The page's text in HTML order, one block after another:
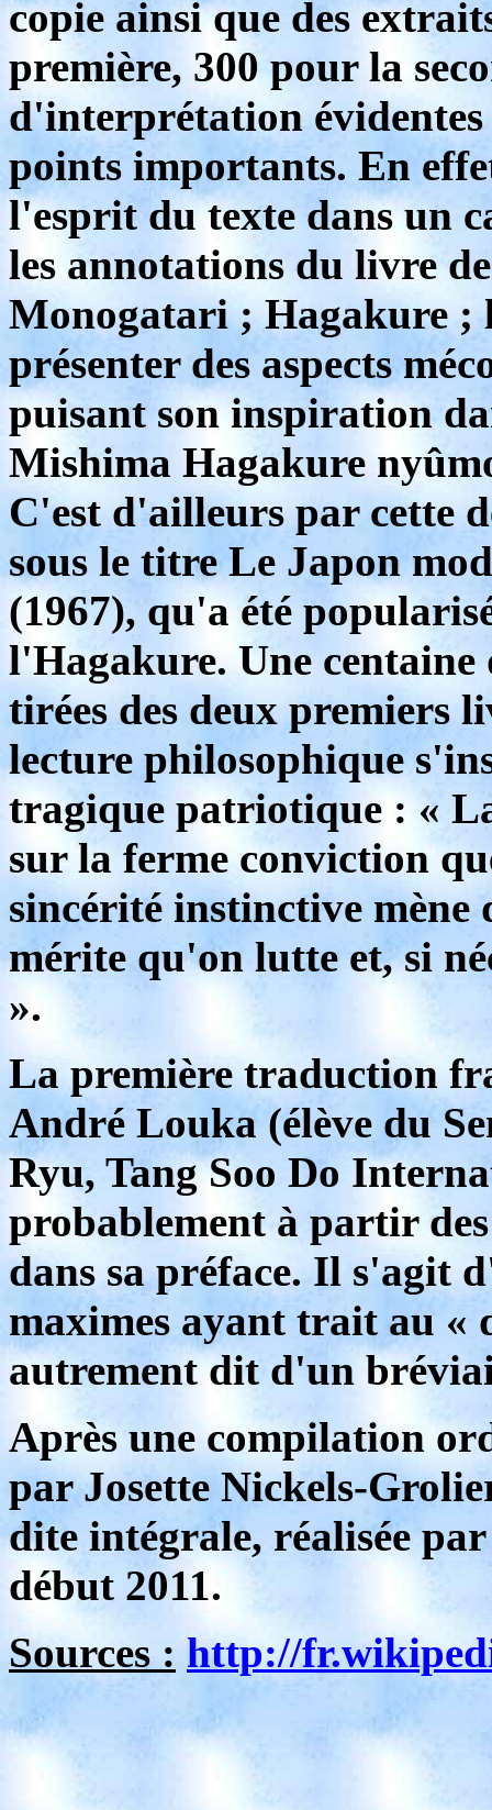
copie ainsi que des
première, 300 pour la
d'interprétation
points importants. En
l'esprit du texte dans un
les annotations du livre
Monogatari ; Hagakure ;
présenter des aspects
puisant son inspiration
Mishima Hagakure
C'est d'ailleurs par cette
sous le titre Le Japon
(1967), qu'a été
l'Hagakure. Une centaine
tirées des deux premiers
lecture philosophique
tragique patriotique : «
sur la ferme conviction
sincérité instinctive
mérite qu'on lutte et, si
».
La première traduction
André Louka (élève du
Ryu, Tang Soo Do
probablement à partir
dans sa préface. Il s'agit
maximes ayant trait au «
autrement dit d'un
Après une compilation
par Josette Nickels-
dite intégrale, réalisée
début 2011.
Sources : http://